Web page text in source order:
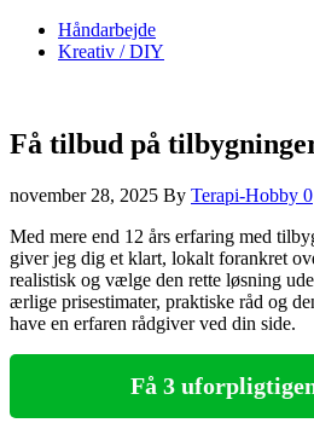
Håndarbejde
Kreativ / DIY
Få tilbud på
november 28, 2025 By Terapi-Hobby 0
Med mere end 12 års erfaring med
giver jeg dig et klart, lokalt forankret
realistisk og vælge den rette løsning
ærlige prisestimater, praktiske råd og
have en erfaren rådgiver ved din side.
Få 3